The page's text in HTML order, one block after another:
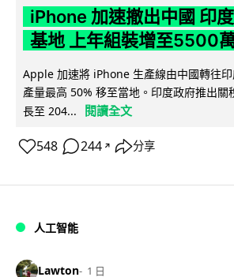
iPhone 加速撤出中國 印
基地 上年組裝增至5500
Apple 加速將 iPhone 生產線由中國轉往
產量最高 50% 移至當地。印度政府推出關
長至 204...
閱讀全文
548 244 ↗ 分享
人工智能
Lawton 1 日